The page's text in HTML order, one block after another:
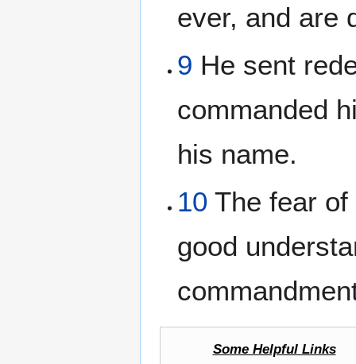
ever, and are
9 He sent
commanded
his name.
10 The fear
good
Some Helpful Links